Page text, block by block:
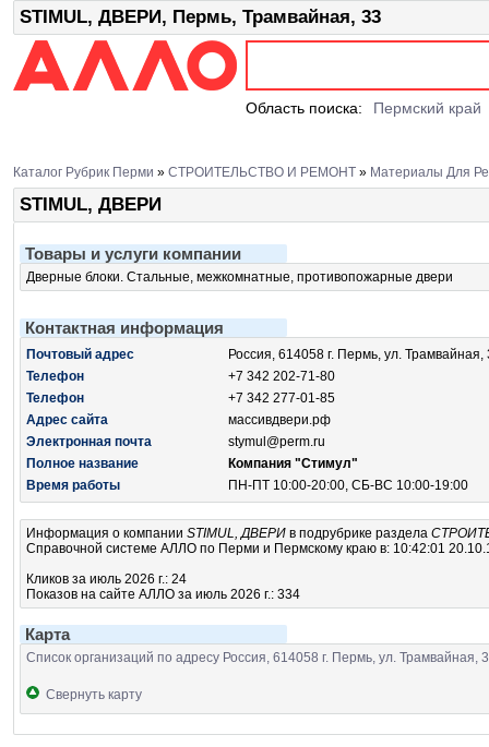
STIMUL, ДВЕРИ, Пермь, Трамвайная, 33
Область поиска: Пермский край
Каталог Рубрик Перми » СТРОИТЕЛЬСТВО И РЕМОНТ » Материалы Для
STIMUL, ДВЕРИ
Товары и услуги компании
Дверные блоки. Стальные, межкомнатные, противопожарные двери
Контактная информация
Почтовый адрес
Россия, 614058 г. Пермь, ул.
Телефон
+7 342 202-71-80
Телефон
+7 342 277-01-85
Адрес сайта
массивдвери.рф
Электронная почта
stymul@perm.ru
Полное название
Компания "Стимул"
Время работы
ПН-ПТ 10:00-20:00, СБ-ВС 10:00-19:00
Информация о компании STIMUL, ДВЕРИ в подрубрике раздела
Справочной системе АЛЛО по Перми и Пермскому краю в: 10:42:01
Кликов за июль 2026 г.: 24
Показов на сайте АЛЛО за июль 2026 г.: 334
Карта
Список организаций по адресу Россия, 614058 г. Пермь, ул. Трамвайная,
Свернуть карту